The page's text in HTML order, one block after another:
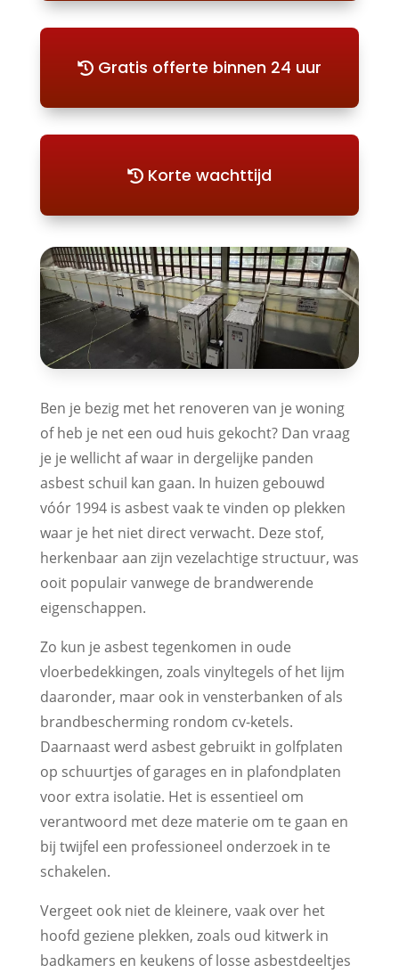
Gratis offerte binnen 24 uur
Korte wachttijd
Ben je bezig met het renoveren van je woning
of heb je net een oud huis gekocht? Dan vraag
je je wellicht af waar in dergelijke panden
asbest schuil kan gaan. In huizen gebouwd
vóór 1994 is asbest vaak te vinden op plekken
waar je het niet direct verwacht. Deze stof,
herkenbaar aan zijn vezelachtige structuur, was
ooit populair vanwege de brandwerende
eigenschappen.
Zo kun je asbest tegenkomen in oude
vloerbedekkingen, zoals vinyltegels of het lijm
daaronder, maar ook in vensterbanken of als
brandbescherming rondom cv-ketels.
Daarnaast werd asbest gebruikt in golfplaten
op schuurtjes of garages en in plafondplaten
voor extra isolatie. Het is essentieel om
verantwoord met deze materie om te gaan en
bij twijfel een professioneel onderzoek in te
schakelen.
Vergeet ook niet de kleinere, vaak over het
hoofd geziene plekken, zoals oud kitwerk in
badkamers en keukens of losse asbestdeeltjes